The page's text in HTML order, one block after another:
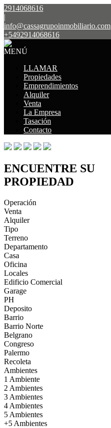
2914068616
|
info@cassagrupoinmobiliario.com
+5492914068616
MENÚ
LLAMAR
Propiedades
Emprendimientos
Alquiler
Venta
La Empresa
Tasación
Contacto
ENCUENTRE SU
PROPIEDAD
Operación
Venta
Alquiler
Tipo
Terreno
Departamento
Casa
Oficina
Locales
Edificio Comercial
Garage
PH
Deposito
Barrio
Barrio Norte
Belgrano
Congreso
Palermo
Recoleta
Ambientes
1 Ambiente
2 Ambientes
3 Ambientes
4 Ambientes
5 Ambientes
+5 Ambientes